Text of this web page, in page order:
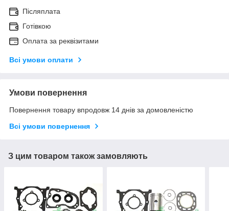
Післяплата
Готівкою
Оплата за реквізитами
Всі умови оплати
Умови повернення
Повернення товару впродовж 14 днів за домовленістю
Всі умови повернення
З цим товаром також замовляють